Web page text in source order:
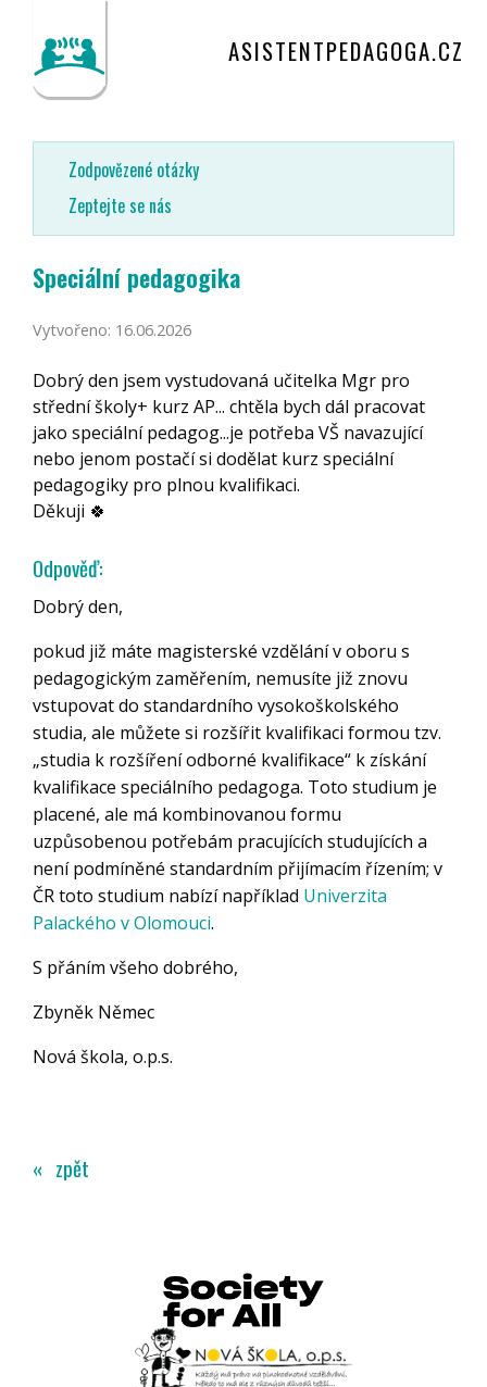
ASISTENTPEDAGOGA.CZ
Zodpovězené otázky
Zeptejte se nás
Speciální pedagogika
Vytvořeno: 16.06.2026
Dobrý den jsem vystudovaná učitelka Mgr pro
střední školy+ kurz AP... chtěla bych dál pracovat
jako speciální pedagog...je potřeba VŠ navazující
nebo jenom postačí si dodělat kurz speciální
pedagogiky pro plnou kvalifikaci.
Děkuji 🍀
Odpověď:
Dobrý den,
pokud již máte magisterské vzdělání v oboru s
pedagogickým zaměřením, nemusíte již znovu
vstupovat do standardního vysokoškolského
studia, ale můžete si rozšířit kvalifikaci formou tzv.
„studia k rozšíření odborné kvalifikace“ k získání
kvalifikace speciálního pedagoga. Toto studium je
placené, ale má kombinovanou formu
uzpůsobenou potřebám pracujících studujících a
není podmíněné standardním přijímacím řízením; v
ČR toto studium nabízí například Univerzita
Palackého v Olomouci.
S přáním všeho dobrého,
Zbyněk Němec
Nová škola, o.p.s.
« zpět